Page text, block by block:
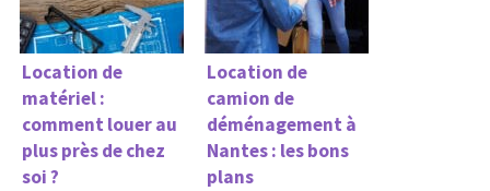
Location de
matériel :
comment louer au
plus près de chez
soi ?
Location de
camion de
déménagement à
Nantes : les bons
plans